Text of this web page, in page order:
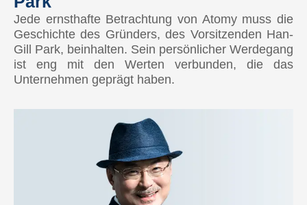
Jede ernsthafte Betrachtung von Atomy muss die
Geschichte des Gründers, des Vorsitzenden Han-
Gill Park, beinhalten. Sein persönlicher Werdegang
ist eng mit den Werten verbunden, die das
Unternehmen geprägt haben.